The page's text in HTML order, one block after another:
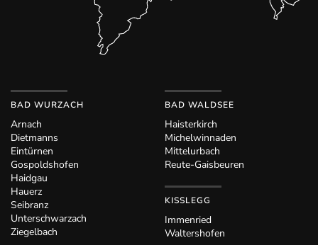
BAD WURZACH
Arnach
Dietmanns
Eintürnen
Gospoldshofen
Haidgau
Hauerz
Seibranz
Unterschwarzach
Ziegelbach
BAD WALDSEE
Haisterkirch
Michelwinnaden
Mittelurbach
Reute-Gaisbeuren
KISSLEGG
Immenried
Waltershofen